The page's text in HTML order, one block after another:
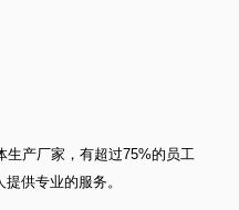
生产厂家，有超过75%的员工
供专业的服务。